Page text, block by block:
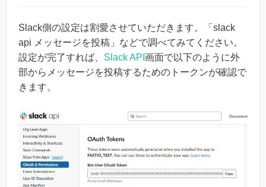
Slack側の設定は割愛させていただきます。「slack
api メッセージを投稿」などで調べてみてください。
設定が完了すれば、 Slack API 画面で以下のように外
部からメッセージを投稿するためのトークンが確認で
きます。